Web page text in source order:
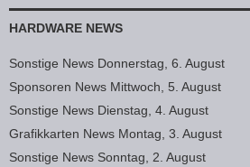
HARDWARE NEWS
Sonstige News Donnerstag, 6. August
Sponsoren News Mittwoch, 5. August
Sonstige News Dienstag, 4. August
Grafikkarten News Montag, 3. August
Sonstige News Sonntag, 2. August